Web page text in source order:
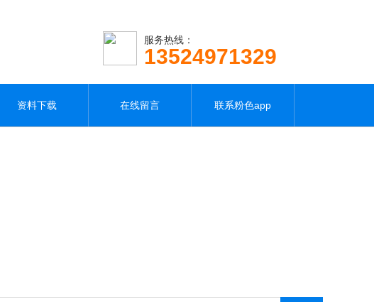
服务热线：
13524971329
资料下载 在线留言 联系粉色app